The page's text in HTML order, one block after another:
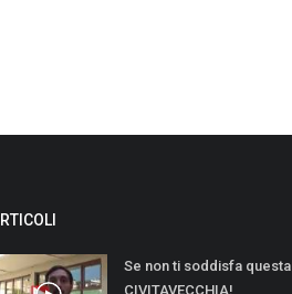
Se non ti soddisfa questa
CIVITAVECCHIA!